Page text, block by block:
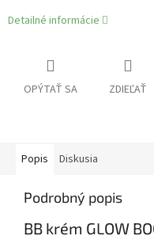
Detailné informácie
OPÝTAŤ SA ZDIEĽAŤ
Popis Diskusia
Podrobný popis
BB krém GLOW